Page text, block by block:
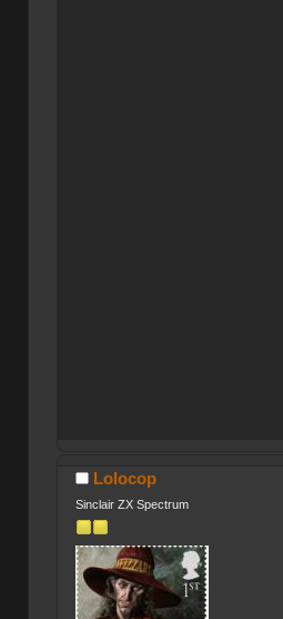
Lolocop
Sinclair ZX Spectrum